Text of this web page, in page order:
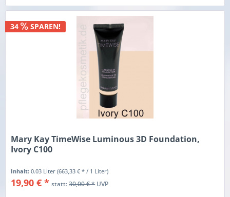
34 SPAREN!
Mary Kay TimeWise Luminous 3D Foundation,
Ivory C100
Inhalt:0.03 Liter(663,33 € * / 1 Liter)
19,90 € * statt:30,00 € *UVP